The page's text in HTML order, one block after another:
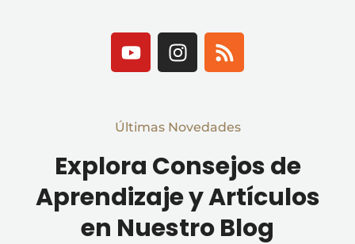
Y
o
u
e
I
n
a
r
a
m
R
s
Últimas Novedades
Explora Consejos de
Aprendizaje y Artículos
en Nuestro Blog